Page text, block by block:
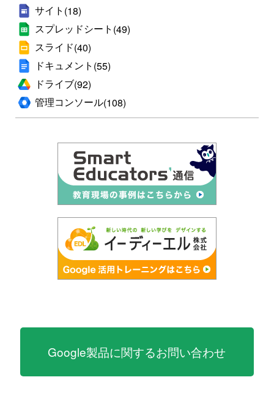
サイト (18)
スプレッドシート (49)
スライド(40)
ドキュメント (55)
ドライブ(92)
管理コンソール(108)
Google製品に関するお問い合わせ